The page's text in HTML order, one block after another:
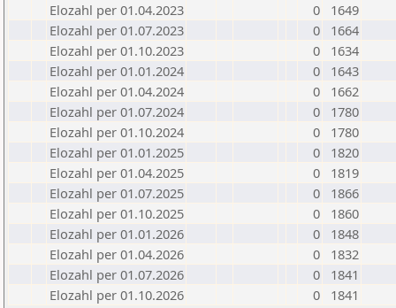
Elozahl per 01.04.2023
0
1649
Elozahl per 01.07.2023
0
1664
Elozahl per 01.10.2023
0
1634
Elozahl per 01.01.2024
0
1643
Elozahl per 01.04.2024
0
1662
Elozahl per 01.07.2024
0
1780
Elozahl per 01.10.2024
0
1780
Elozahl per 01.01.2025
0
1820
Elozahl per 01.04.2025
0
1819
Elozahl per 01.07.2025
0
1866
Elozahl per 01.10.2025
0
1860
Elozahl per 01.01.2026
0
1848
Elozahl per 01.04.2026
0
1832
Elozahl per 01.07.2026
0
1841
Elozahl per 01.10.2026
0 1841